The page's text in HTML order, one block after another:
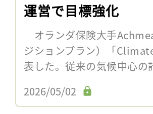
運営で目標強化
オランダ保険大手
ジションプラン）「
表した。従来の気候中心
2026/05/02